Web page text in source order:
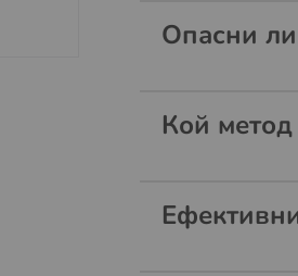
Опасни ли
Кой